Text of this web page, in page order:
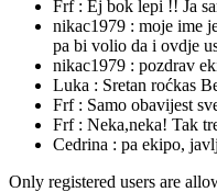
Frf : Ej bok lepi !! Ja
nikac1979 : moje ime
pa bi volio da i ovdje
nikac1979 : pozdrav
Luka : Sretan roćkas
Frf : Samo obavijest
Frf : Neka,neka! Tak
Cedrina : pa ekipo,
Only registered users are